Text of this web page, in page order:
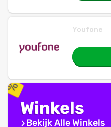
Youfone
Winkels
Bekijk Alle Winkels